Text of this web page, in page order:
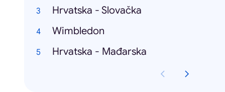
Hrvatska - Slovačka
Wimbledon
Hrvatska - Mađarska